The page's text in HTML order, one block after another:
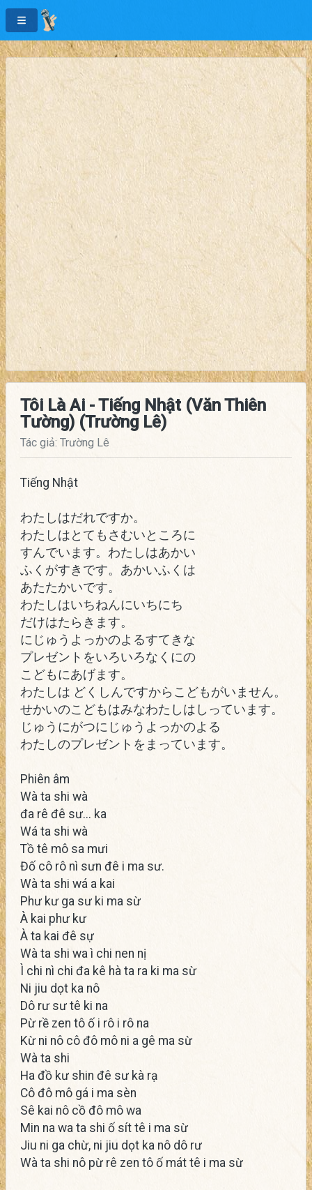
Tôi Là Ai - Tiếng Nhật (Văn Thiên
Tường) (Trường Lê)
Tác giả: Trường Lê
Tiếng Nhật
わたしはだれですか。
わたしはとてもさむいところに
すんでいます。わたしはあかい
ふくがすきです。あかいふくは
あたたかいです。
わたしはいちねんにいちにち
だけはたらきます。
にじゅうよっかのよるすてきな
プレゼントをいろいろなくにの
こどもにあげます。
わたしは どくしんですからこどもがいません。
せかいのこどもはみなわたしはしっています。
じゅうにがつにじゅうよっかのよる
わたしのプレゼントをまっています。
Phiên âm
Wà ta shi wà
đa rê đê sư... ka
Wá ta shi wà
Tồ tê mô sa mưi
Đố cô rô nì sưn đê i ma sư.
Wà ta shi wá a kai
Phư kư ga sư ki ma sừ
À kai phư kư
À ta kai đê sự
Wà ta shi wa ì chi nen nị
Ì chi nì chi đa kê hà ta ra ki ma sừ
Ni jiu dọt ka nô
Dô rư sư tê ki na
Pừ rề zen tô ố i rô i rô na
Kừ ni nô cô đô mô ni a gê ma sừ
Wà ta shi
Ha đồ kư shin đê sư kà rạ
Cô đô mô gá i ma sèn
Sê kai nô cồ đô mô wa
Min na wa ta shi ố sít tê i ma sừ
Jiu ni ga chừ, ni jiu dọt ka nô dô rư
Wà ta shi nô pừ rê zen tô ố mát tê i ma sừ